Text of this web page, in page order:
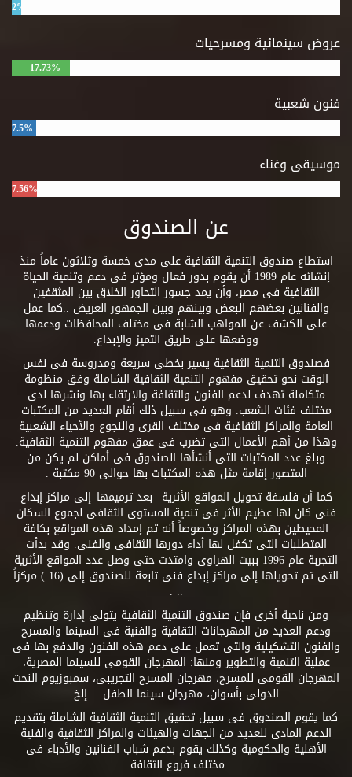
2%
عروض سينمائية ومسرحيات
17.73%
فنون شعبية
7.5%
موسيقى وغناء
7.56%
عن الصندوق
استطاع صندوق التنمية الثقافية على مدى خمسة وثلاثون عاماً منذ
إنشائه عام 1989 أن يقوم بدور فعال ومؤثر فى دعم وتنمية الحياة
الثقافية فى مصر، وأن يمد جسور التحاور الخلاق بين المثقفين
والفنانين بعضهم البعض وبينهم وبين الجمهور العريض ..كما عمل
على الكشف عن المواهب الشابة فى مختلف المحافظات ودعمها
ووضعها على طريق التميز والإبداع.
فصندوق التنمية الثقافية يسير بخطى سريعة ومدروسة فى نفس
الوقت نحو تحقيق مفهوم التنمية الثقافية الشاملة وفق منظومة
متكاملة تهدف لدعم الفنون والثقافة والارتقاء بها ونشرها لدى
مختلف فئات الشعب. وهو فى سبيل ذلك أقام العديد من المكتبات
العامة والمراكز الثقافية فى مختلف القرى والنجوع والأحياء الشعبية
وهذا من أهم الأعمال التى تضرب فى عمق مفهوم التنمية الثقافية.
وبلغ عدد المكتبات التى أنشأها الصندوق فى أماكن لم يكن من
المتصور إقامة مثل هذه المكتبات بها حوالى 90 مكتبة .
كما أن فلسفة تحويل المواقع الأثرية –بعد ترميمها–إلى مراكز إبداع
فنى كان لها عظيم الأثر فى تنمية المستوى الثقافى لجموع السكان
المحيطين بهذه المراكز وخصوصاً أنه تم إمداد هذه المواقع بكافة
المتطلبات التى تكفل لها أداء دورها الثقافى والفنى. وقد بدأت
التجربة عام 1996 ببيت الهراوى وامتدت حتى وصل عدد المواقع الأثرية
التى تم تحويلها إلى مراكز إبداع فنى تابعة للصندوق إلى (16 ) مركزاً
.. .
ومن ناحية أخرى فإن صندوق التنمية الثقافية يتولى إدارة وتنظيم
ودعم العديد من المهرجانات الثقافية والفنية فى السينما والمسرح
والفنون التشكيلية والتى تعمل على دعم هذه الفنون والدفع بها فى
عملية التنمية والتطوير ومنها: المهرجان القومى للسينما المصرية،
المهرجان القومى للمسرح، مهرجان المسرح التجريبى، سمبوزيوم النحت
الدولى بأسوان، مهرجان سينما الطفل.....إلخ
كما يقوم الصندوق فى سبيل تحقيق التنمية الثقافية الشاملة بتقديم
الدعم المادى للعديد من الجهات والهيئات والمراكز الثقافية والفنية
الأهلية والحكومية وكذلك يقوم بدعم شباب الفنانين والأدباء فى
مختلف فروع الثقافة.